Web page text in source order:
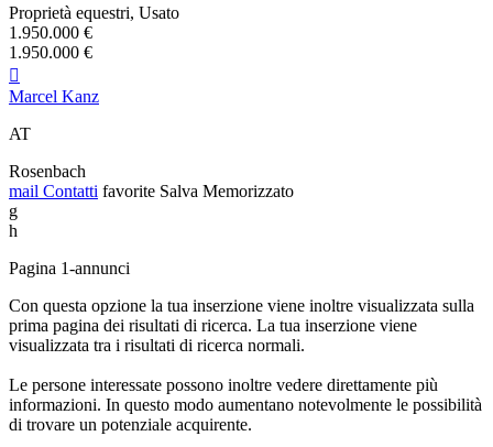
Proprietà equestri, Usato
1.950.000 €
1.950.000 €

Marcel Kanz
AT
Rosenbach
mail Contatti favorite Salva Memorizzato
g
h
Pagina 1-annunci
Con questa opzione la tua inserzione viene inoltre visualizzata sulla
prima pagina dei risultati di ricerca. La tua inserzione viene
visualizzata tra i risultati di ricerca normali.
Le persone interessate possono inoltre vedere direttamente più
informazioni. In questo modo aumentano notevolmente le possibilità
di trovare un potenziale acquirente.